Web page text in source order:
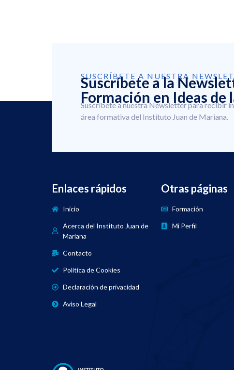
SUSCRÍBETE A NUESTRA
Suscríbete a la
Formación en Ideas de
Suscríbete a nuestra Newsletter para recibir
área formativa del Instituto Juan de Mariana.
Enlaces rápidos
Inicio
Acerca del Instituto Juan de
Mariana
Contacto
Política de Cookies
Declaración de privacidad
Aviso Legal
Otras páginas
Formación
Mi Perfil